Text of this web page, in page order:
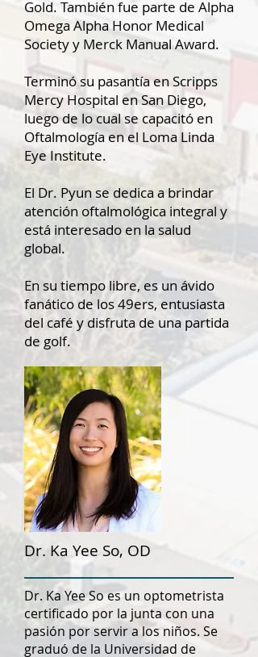
Gold. También fue parte de Alpha
Omega Alpha Honor Medical
Society y Merck Manual Award.
Terminó su pasantía en Scripps
Mercy Hospital en San Diego,
luego de lo cual se capacitó en
Oftalmología en el Loma Linda
Eye Institute.
El Dr. Pyun se dedica a brindar
atención oftalmológica integral y
está interesado en la salud
global.
En su tiempo libre, es un ávido
fanático de los 49ers, entusiasta
del café y disfruta de una partida
de golf.
Dr. Ka Yee So, OD
Dr. Ka Yee So es un optometrista
certificado por la junta con una
pasión por servir a los niños. Se
graduó de la Universidad de